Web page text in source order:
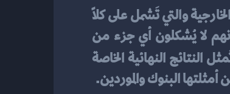
مساعدة أصحاب الشركات والمشاريع التجارية في توصيل جميع المعلومات المحاسبية للأطراف الخارجية والتي تَشمل على كلاً
البنوك والموردين.